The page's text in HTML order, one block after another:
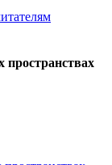
пространствах